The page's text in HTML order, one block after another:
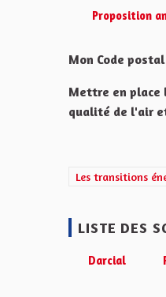
Proposition
Mon Code
Mettre en place
qualité de l'air
Filtrer les
Les transitions
LISTE DES
Darcial